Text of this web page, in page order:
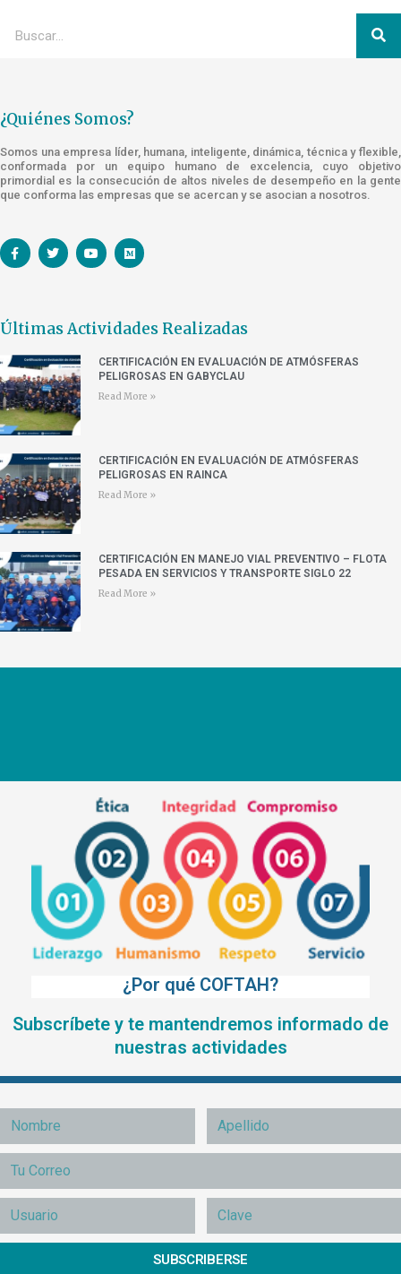
¿Quiénes Somos?
Somos una empresa líder, humana, inteligente, dinámica, técnica y flexible,
conformada por un equipo humano de excelencia, cuyo objetivo
primordial es la consecución de altos niveles de desempeño en la gente
que conforma las empresas que se acercan y se asocian a nosotros.
Últimas Actividades Realizadas
CERTIFICACIÓN EN EVALUACIÓN DE ATMÓSFERAS
PELIGROSAS EN GABYCLAU
Read More »
CERTIFICACIÓN EN EVALUACIÓN DE ATMÓSFERAS
PELIGROSAS EN RAINCA
Read More »
CERTIFICACIÓN EN MANEJO VIAL PREVENTIVO – FLOTA
PESADA EN SERVICIOS Y TRANSPORTE SIGLO 22
Read More »
¿Por qué COFTAH?
Subscríbete y te mantendremos informado de
nuestras actividades
SUBSCRIBERSE